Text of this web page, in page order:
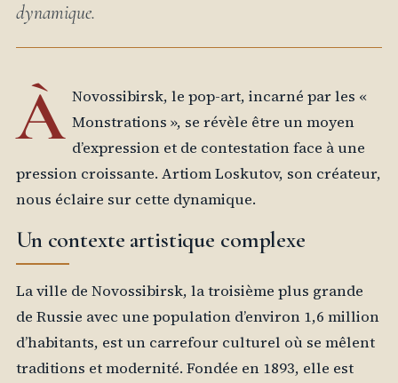
dynamique.
À Novossibirsk, le pop-art, incarné par les «
Monstrations », se révèle être un moyen
d’expression et de contestation face à une
pression croissante. Artiom Loskutov, son créateur,
nous éclaire sur cette dynamique.
Un contexte artistique complexe
La ville de Novossibirsk, la troisième plus grande
de Russie avec une population d’environ 1,6 million
d’habitants, est un carrefour culturel où se mêlent
traditions et modernité. Fondée en 1893, elle est